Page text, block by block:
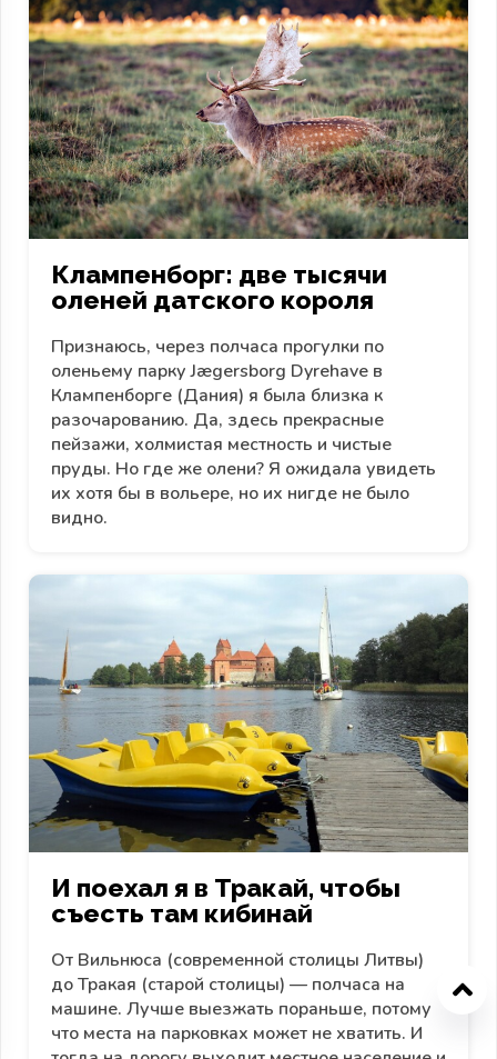
Клампенборг: две тысячи
оленей датского короля
Признаюсь, через полчаса прогулки по
оленьему парку Jægersborg Dyrehave в
Клампенборге (Дания) я была близка к
разочарованию. Да, здесь прекрасные
пейзажи, холмистая местность и чистые
пруды. Но где же олени? Я ожидала увидеть
их хотя бы в вольере, но их нигде не было
видно.
И поехал я в Тракай, чтобы
съесть там кибинай
От Вильнюса (современной столицы Литвы)
до Тракая (старой столицы) — полчаса на
машине. Лучше выезжать пораньше, потому
что места на парковках может не хватить. И